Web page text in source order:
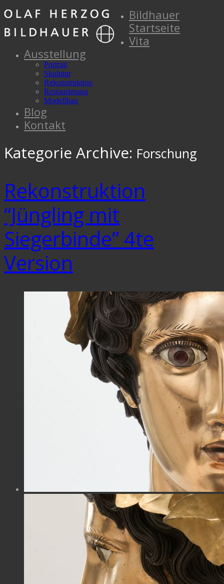
Bildhauer
Startseite
Vita
Ausstellung
Portrait
Skulptur
Rekonstruktion
Restaurierung
Modellbau
Blog
Kontakt
Kategorie Archive: Forschung
Rekonstruktion
“Jüngling mit
Siegerbinde” 4te
Version